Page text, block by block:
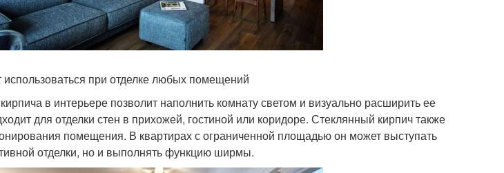
при отделке любых помещений
в интерьере позволит наполнить комнату светом и визуально расширить ее
для отделки стен в прихожей, гостиной или коридоре. Стеклянный кирпич также
помещения. В квартирах с ограниченной площадью он может выступать
отделки, но и выполнять функцию ширмы.